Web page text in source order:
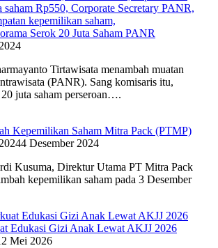
Serok 20 Juta Saham PANR
Tirtawisata menambah muatan
(PANR). Sang komisaris itu,
juta saham perseroan….
Kepemilikan Saham Mitra Pack (PTMP)
4 Desember 2024
Kusuma, Direktur Utama PT Mitra Pack
kepemilikan saham pada 3 Desember
Edukasi Gizi Anak Lewat AKJJ 2026
Mei 2026